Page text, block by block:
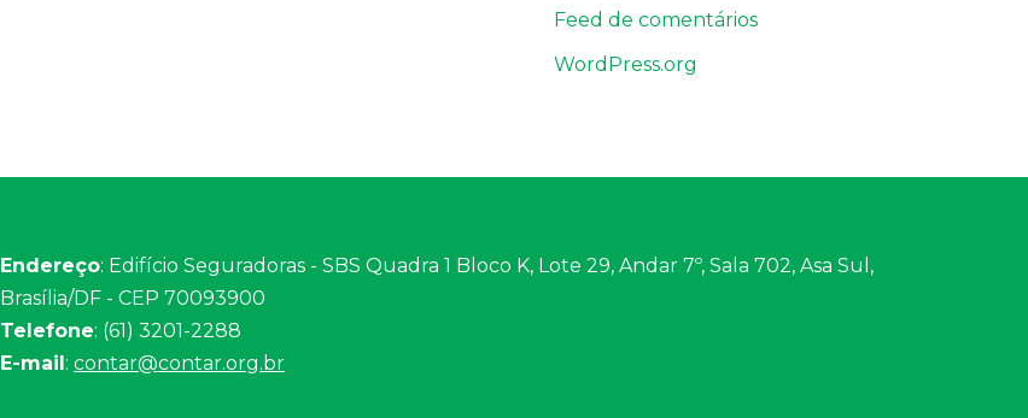
Feed de comentários
WordPress.org
Endereço: Edifício Seguradoras - SBS Quadra 1 Bloco K, Lote 29, Andar 7º, Sala 702, Asa Sul,
Brasília/DF - CEP 70093900
Telefone: (61) 3201-2288
E-mail: contar@contar.org.br